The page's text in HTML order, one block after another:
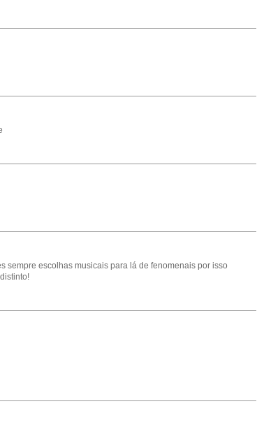
sempre escolhas musicais para lá de fenomenais por isso